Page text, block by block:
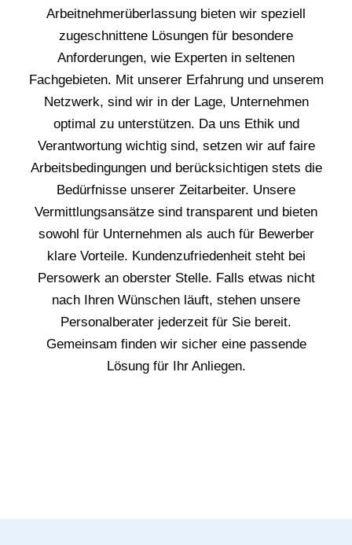
Arbeitnehmerüberlassung bieten wir speziell
zugeschnittene Lösungen für besondere
Anforderungen, wie Experten in seltenen
Fachgebieten. Mit unserer Erfahrung und unserem
Netzwerk, sind wir in der Lage, Unternehmen
optimal zu unterstützen. Da uns Ethik und
Verantwortung wichtig sind, setzen wir auf faire
Arbeitsbedingungen und berücksichtigen stets die
Bedürfnisse unserer Zeitarbeiter. Unsere
Vermittlungsansätze sind transparent und bieten
sowohl für Unternehmen als auch für Bewerber
klare Vorteile. Kundenzufriedenheit steht bei
Persowerk an oberster Stelle. Falls etwas nicht
nach Ihren Wünschen läuft, stehen unsere
Personalberater jederzeit für Sie bereit.
Gemeinsam finden wir sicher eine passende
Lösung für Ihr Anliegen.